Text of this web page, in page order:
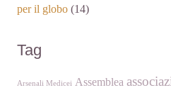
per il globo (14)
Tag
Arsenali Medicei Assemblea